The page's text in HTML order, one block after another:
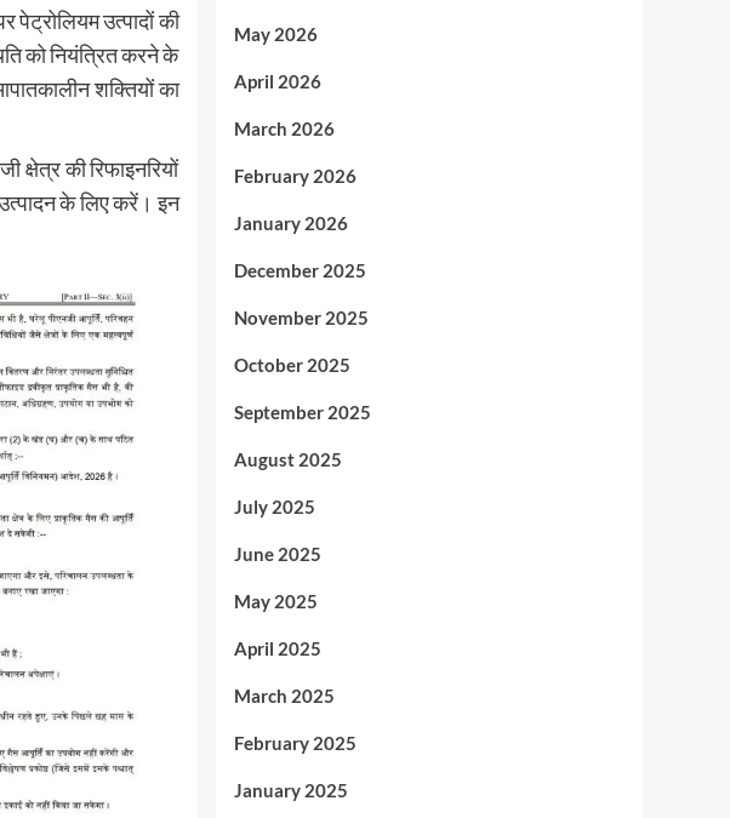
उत्पादों की
को नियंत्रित करने के
शक्तियों का
क्षेत्र की रिफाइनरियों
के लिए करें। इन
May 2026
April 2026
March 2026
February 2026
January 2026
December 2025
November 2025
October 2025
September 2025
August 2025
July 2025
June 2025
May 2025
April 2025
March 2025
February 2025
January 2025